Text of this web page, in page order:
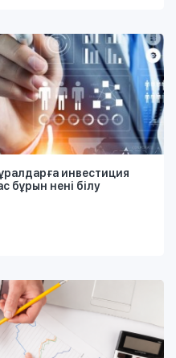
инвестиция
бұрын нені білу